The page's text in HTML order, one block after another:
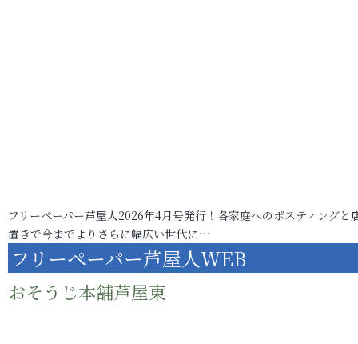
フリーペーパー芦屋人2026年4月号発行！各家庭へのポスティングと
置きで今までよりさらに幅広い世代に…
フリーペーパー芦屋人WEB
おそうじ本舗芦屋東